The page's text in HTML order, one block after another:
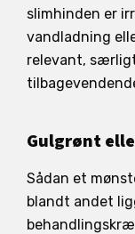
slimhinden er
vandladning
relevant,
Gulgrønt
Sådan et
blandt andet